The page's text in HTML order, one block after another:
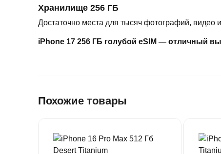
Хранилище 256 ГБ
Достаточно места для тысяч фотографий, видео
iPhone 17 256 ГБ голубой eSIM — отличный
Похожие товары